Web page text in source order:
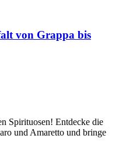
von Grappa bis
Spirituosen! Entdecke die
und Amaretto und bringe